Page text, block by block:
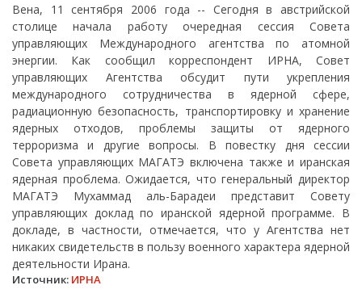
Вена, 11 сентября 2006 года -- Сегодня в австрийской
столице начала работу очередная сессия Совета
управляющих Международного агентства по атомной
энергии. Как сообщил корреспондент ИРНА, Совет
управляющих Агентства обсудит пути укрепления
международного сотрудничества в ядерной сфере,
радиационную безопасность, транспортировку и хранение
ядерных отходов, проблемы защиты от ядерного
терроризма и другие вопросы. В повестку дня сессии
Совета управляющих МАГАТЭ включена также и иранская
ядерная проблема. Ожидается, что генеральный директор
МАГАТЭ Мухаммад аль-Барадеи представит Совету
управляющих доклад по иранской ядерной программе. В
докладе, в частности, отмечается, что у Агентства нет
никаких свидетельств в пользу военного характера ядерной
деятельности Ирана.
Источник: ИРНА